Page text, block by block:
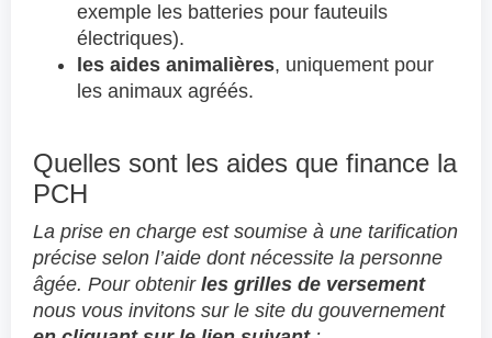
exemple les batteries pour fauteuils
électriques).
les aides animalières, uniquement pour
les animaux agréés.
Quelles sont les aides que finance la
PCH
La prise en charge est soumise à une tarification
précise selon l’aide dont nécessite la personne
âgée. Pour obtenir les grilles de versement
nous vous invitons sur le site du gouvernement